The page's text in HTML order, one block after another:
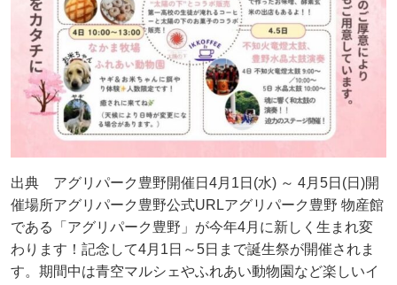
出典 アグリパーク豊野開催日4月1日(水) ～ 4月5日(日)開
催場所アグリパーク豊野公式URLアグリパーク豊野 物産館
である「アグリパーク豊野」が今年4月に新しく生まれ変
わります！記念して4月1日～5日まで誕生祭が開催されま
す。期間中は青空マルシェやふれあい動物園など楽しいイ